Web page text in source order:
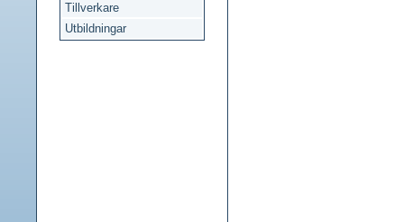
Tillverkare
Utbildningar